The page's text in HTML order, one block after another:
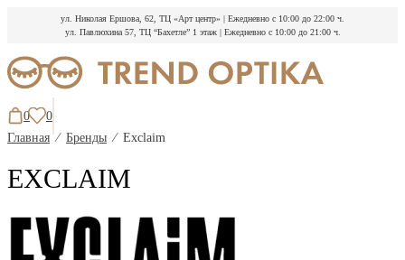
ул. Николая Ершова, 62, ТЦ «Арт центр» | Ежедневно с 10:00 до 22:00 ч.
ул. Павлюхина 57, ТЦ “Бахетле” 1 этаж | Ежедневно с 10:00 до 21:00 ч.
к
содержимому
0
0
Главная ⁄ Бренды ⁄ Exclaim
EXCLAIM